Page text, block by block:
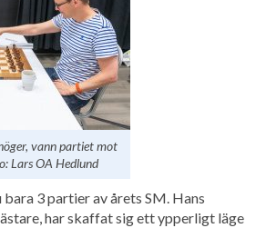
vann partiet mot
Lars OA Hedlund
3 partier av årets SM. Hans
har skaffat sig ett ypperligt läge